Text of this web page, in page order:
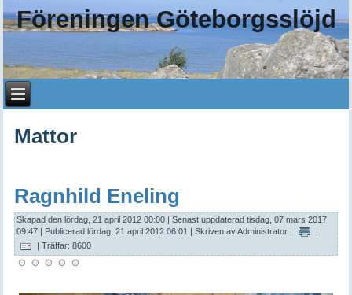
Föreningen Göteborgsslöjd
Mattor
Ragnhild Eneling
Skapad den lördag, 21 april 2012 00:00 |Senast uppdaterad tisdag, 07 mars 2017
09:47 | Publicerad lördag, 21 april 2012 06:01 |Skriven av Administrator |
|
| Träffar: 8600